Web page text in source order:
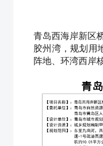
青岛西海岸新区
胶州湾，规划用
阵地、环湾西岸